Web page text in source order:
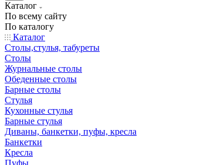
Каталог
По всему сайту
По каталогу
Каталог
Столы,стулья, табуреты
Столы
Журнальные столы
Обеденные столы
Барные столы
Стулья
Кухонные стулья
Барные стулья
Диваны, банкетки, пуфы, кресла
Банкетки
Кресла
Пуфы